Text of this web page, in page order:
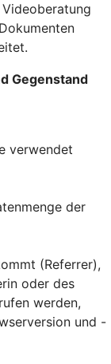
Gegenstand
verwendet
der
(Referrer),
oder des
werden,
und -